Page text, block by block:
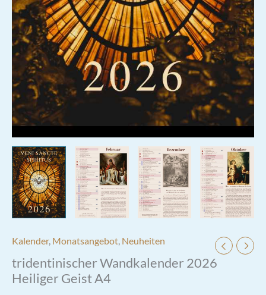
Kalender, Monatsangebot, Neuheiten
tridentinischer Wandkalender 2026
Heiliger Geist A4